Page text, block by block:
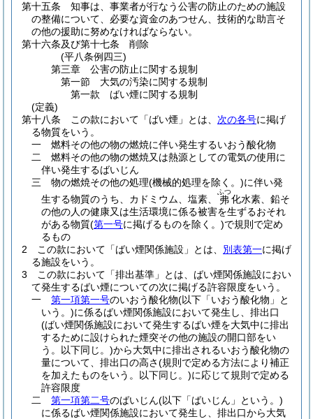
第十五条
知事は、事業者が行なう公害の防止のための施設
の整備について、必要な資金のあつせん、技術的な助言そ
の他の援助に努めなければならない。
第十六条及び第十七条
削除
(平八条例四三)
第三章
公害の防止に関する規制
第一節
大気の汚染に関する規制
第一款
ばい煙に関する規制
(定義)
第十八条
この款において「ばい煙」とは、 次の各号に掲げ
る物質をいう。
一
燃料その他の物の燃焼に伴い発生するいおう酸化物
二
燃料その他の物の燃焼又は熱源としての電気の使用に
伴い発生するばいじん
三
物の燃焼その他の処理(機械的処理を除く。)に伴い発
生する物質のうち、カドミウム、塩素、
弗
ふつ
化水素、鉛そ
の他の人の健康又は生活環境に係る被害を生ずるおそれ
がある物質(第一号に掲げるものを除く。)で規則で定め
るもの
2
この款において「ばい煙関係施設」とは、 別表第一に掲げ
る施設をいう。
3
この款において「排出基準」とは、ばい煙関係施設におい
て発生するばい煙についての次に掲げる許容限度をいう。
一
第一項第一号のいおう酸化物(以下「いおう酸化物」と
いう。)に係るばい煙関係施設において発生し、排出口
(ばい煙関係施設において発生するばい煙を大気中に排出
するために設けられた煙突その他の施設の開口部をい
う。以下同じ。)から大気中に排出されるいおう酸化物の
量について、排出口の高さ(規則で定める方法により補正
を加えたものをいう。以下同じ。)に応じて規則で定める
許容限度
二
第一項第二号のばいじん(以下「ばいじん」という。)
に係るばい煙関係施設において発生し、排出口から大気